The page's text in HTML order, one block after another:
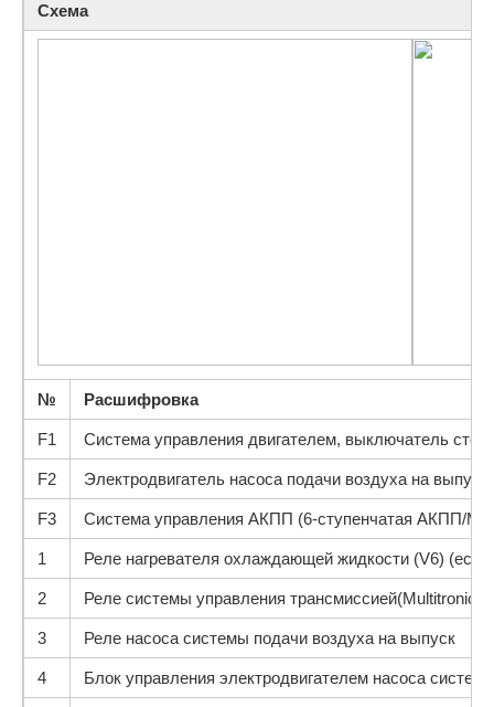
Схема
№ Расшифровка
F1 Система управления двигателем, выключатель
F2 Электродвигатель насоса подачи воздуха на
F3 Система управления АКПП (6-ступенчатая АКПП/
1 Реле нагревателя охлаждающей жидкости (V6) (если
2 Реле системы управления трансмиссией(Multitronic)
3 Реле насоса системы подачи воздуха на выпуск
4 Блок управления электродвигателем насоса